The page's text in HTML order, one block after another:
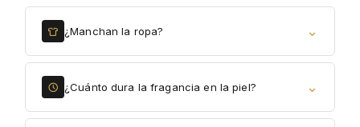
¿Manchan la ropa? ⌄
¿Cuánto dura la fragancia en la piel? ⌄